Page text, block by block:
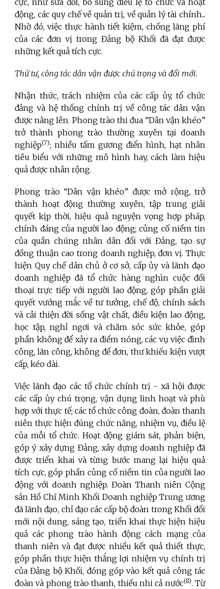
cực, như sửa đổi, bổ sung điều lệ tổ chức và hoạt
động, các quy chế về quản trị, về quản lý tài chính...
Nhờ đó, việc thực hành tiết kiệm, chống lãng phí
của các đơn vị trong Đảng bộ Khối đã đạt được
những kết quả tích cực.
Thứ tư, công tác dân vận được chú trọng và đổi mới.
Nhận thức, trách nhiệm của các cấp ủy, tổ chức
đảng và hệ thống chính trị về công tác dân vận
được nâng lên. Phong trào thi đua “Dân vận khéo”
trở thành phong trào thường xuyên tại doanh
nghiệp(7); nhiều tấm gương điển hình, hạt nhân
tiêu biểu với những mô hình hay, cách làm hiệu
quả được nhân rộng.
Phong trào “Dân vận khéo” được mở rộng, trở
thành hoạt động thường xuyên, tập trung giải
quyết kịp thời, hiệu quả nguyện vọng hợp pháp,
chính đáng của người lao động; củng cố niềm tin
của quần chúng nhân dân đối với Đảng, tạo sự
đồng thuận cao trong doanh nghiệp, đơn vị. Thực
hiện Quy chế dân chủ ở cơ sở, cấp ủy và lãnh đạo
doanh nghiệp đã tổ chức hàng nghìn cuộc đối
thoại trực tiếp với người lao động, góp phần giải
quyết vướng mắc về tư tưởng, chế độ, chính sách
và cải thiện đời sống vật chất, điều kiện lao động,
học tập, nghỉ ngơi và chăm sóc sức khỏe, góp
phần không để xảy ra điểm nóng, các vụ việc đình
công, lãn công, không để đơn, thư khiếu kiện vượt
cấp, kéo dài.
Việc lãnh đạo các tổ chức chính trị - xã hội được
các cấp ủy chú trọng, vận dụng linh hoạt và phù
hợp với thực tế; các tổ chức công đoàn, đoàn thanh
niên thực hiện đúng chức năng, nhiệm vụ, điều lệ
của mỗi tổ chức. Hoạt động giám sát, phản biện,
góp ý xây dựng Đảng, xây dựng doanh nghiệp đã
được triển khai và từng bước mang lại hiệu quả
tích cực, góp phần củng cố niềm tin của người lao
động với doanh nghiệp. Đoàn Thanh niên Cộng
sản Hồ Chí Minh Khối Doanh nghiệp Trung ương
đã lãnh đạo, chỉ đạo các cấp bộ đoàn trong Khối đổi
mới nội dung, sáng tạo, triển khai thực hiện hiệu
quả các phong trào hành động cách mạng của
thanh niên và đạt được nhiều kết quả thiết thực,
góp phần thực hiện thắng lợi nhiệm vụ chính trị
của Đảng bộ Khối, đóng góp vào kết quả công tác
đoàn và phong trào thanh, thiếu nhi cả nước(8). Từ